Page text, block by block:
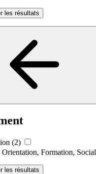
les résultats
(2)
Formation, Social
les résultats